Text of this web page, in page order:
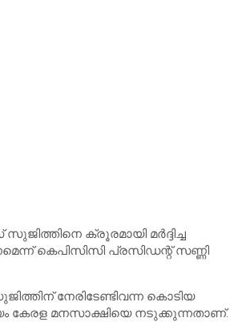
ക്രൂരമായി മര്‍ദ്ദിച്ച
കെപിസിസി പ്രസിഡന്റ് സണ്ണി
നേരിടേണ്ടിവന്ന കൊടിയ
കേരള മനസാക്ഷിയെ നടുക്കുന്നതാണ്.